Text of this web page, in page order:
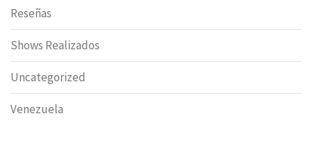
Reseñas
Shows Realizados
Uncategorized
Venezuela